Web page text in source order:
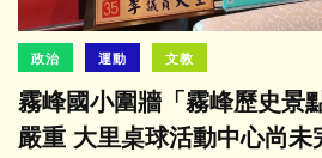
政治 運動 文教
霧峰國小圍牆「霧峰歷史景
嚴重 大里桌球活動中心尚未